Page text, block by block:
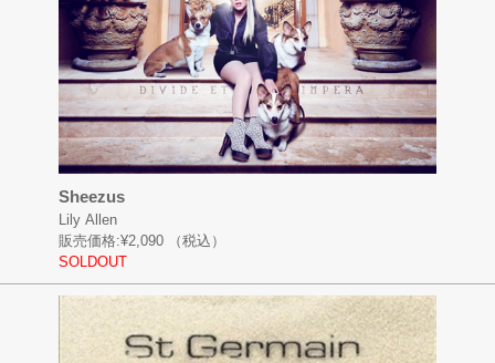
Sheezus
Lily Allen
販売価格:¥2,090
（税込）
SOLDOUT